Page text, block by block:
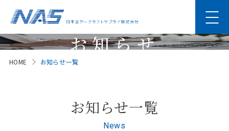
お知らせ
HOME お知らせ一覧
お知らせ一覧
News